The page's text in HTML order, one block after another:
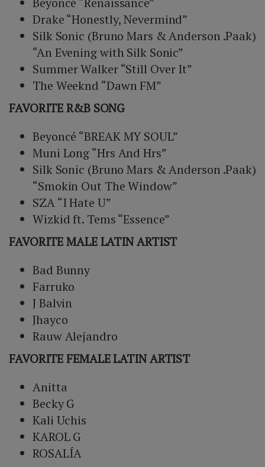
Drake “Honestly, Nevermind”
Silk Sonic (Bruno Mars & Anderson .Paak)
“An Evening with Silk Sonic”
Summer Walker “Still Over It”
The Weeknd “Dawn FM”
FAVORITE R&B SONG
Beyoncé “BREAK MY SOUL”
Muni Long “Hrs And Hrs”
Silk Sonic (Bruno Mars & Anderson .Paak)
“Smokin Out The Window”
SZA “I Hate U”
Wizkid ft. Tems “Essence”
FAVORITE MALE LATIN ARTIST
Bad Bunny
Farruko
J Balvin
Jhayco
Rauw Alejandro
FAVORITE FEMALE LATIN ARTIST
Anitta
Becky G
Kali Uchis
KAROL G
ROSALÍA